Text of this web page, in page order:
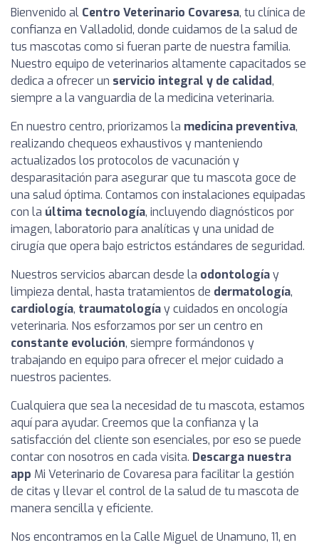
Bienvenido al Centro Veterinario Covaresa, tu clínica de
confianza en Valladolid, donde cuidamos de la salud de
tus mascotas como si fueran parte de nuestra familia.
Nuestro equipo de veterinarios altamente capacitados se
dedica a ofrecer un servicio integral y de calidad,
siempre a la vanguardia de la medicina veterinaria.
En nuestro centro, priorizamos la medicina preventiva,
realizando chequeos exhaustivos y manteniendo
actualizados los protocolos de vacunación y
desparasitación para asegurar que tu mascota goce de
una salud óptima. Contamos con instalaciones equipadas
con la última tecnología, incluyendo diagnósticos por
imagen, laboratorio para analíticas y una unidad de
cirugía que opera bajo estrictos estándares de seguridad.
Nuestros servicios abarcan desde la odontologíay
limpieza dental, hasta tratamientos de dermatología,
cardiología, traumatologíay cuidados en oncología
veterinaria. Nos esforzamos por ser un centro en
constante evolución, siempre formándonos y
trabajando en equipo para ofrecer el mejor cuidado a
nuestros pacientes.
Cualquiera que sea la necesidad de tu mascota, estamos
aquí para ayudar. Creemos que la confianza y la
satisfacción del cliente son esenciales, por eso se puede
contar con nosotros en cada visita. Descarga nuestra
app Mi Veterinario de Covaresa para facilitar la gestión
de citas y llevar el control de la salud de tu mascota de
manera sencilla y eficiente.
Nos encontramos en la Calle Miguel de Unamuno, 11, en